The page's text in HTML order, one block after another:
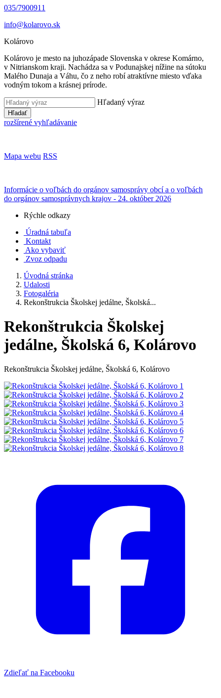
035/7900911
info@kolarovo.sk
Kolárovo
Kolárovo je mesto na juhozápade Slovenska v okrese Komárno,
v Nitrianskom kraji. Nachádza sa v Podunajskej nížine na sútoku
Malého Dunaja a Váhu, čo z neho robí atraktívne miesto vďaka
vodným tokom a krásnej prírode.
Hľadaný výraz
Hľadať
rozšírené vyhľadávanie
Mapa webu RSS
Informácie o voľbách do orgánov samosprávy obcí a o voľbách
do orgánov samosprávnych krajov - 24. október 2026
Rýchle odkazy
Úradná tabuľa
Kontakt
Ako vybaviť
Zvoz odpadu
Úvodná stránka
Udalosti
Fotogaléria
Rekonštrukcia Školskej jedálne, Školská...
Rekonštrukcia Školskej
jedálne, Školská 6, Kolárovo
Rekonštrukcia Školskej jedálne, Školská 6, Kolárovo
Zdieľať na Facebooku